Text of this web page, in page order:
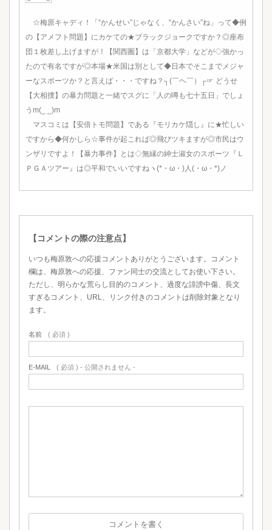
☆梅原キャディ！「“かんせい”じゃなく、“かんさい”ね」って◆例
の【アメフト問題】にカケての★ブラックジョークですか？◎座布
団１枚差し上げますが！【関西圏】は「京都大学」などが◇強かっ
たので有名ですが◎本場★米国は別として◆日本でそこまでメジャ
ーなスポーツか？と言えば・・・ですね？┐(￣ヘ￣）┌☞ どうせ
【大相撲】の暴力問題と一緒でスグに「人の噂も七十五日」でしょ
うm(_ _)m
マスコミは【安倍トモ問題】である『モリカケ隠し』に★忙しい
ですから◆何かしら☆事件が起これば◎飛びツキますが◎市民はウ
ンザリですよ！【暴力事件】とは◇無縁の紳士淑女のスポーツ『Ｌ
ＰＧＡツアー』は◎平和でいいですねヽ(*・ω・)人(・ω・*)ノ
【コメントの際の注意点】
いつも梅原敦への応援コメントありがとうございます。コメント
欄は、梅原敦への応援、ファン同士の交流としてお使い下さい。
ただし、明らかな荒らし目的のコメント、過度な誹謗中傷、長文
すぎるコメント、URL、リンク付きのコメントは削除対象となり
ます。
名前 ( 必須 )
E-MAIL ( 必須 ) - 公開されません -